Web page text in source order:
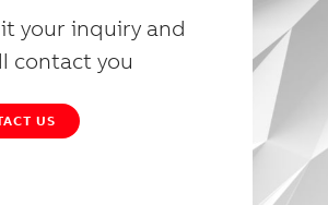
your inquiry and
contact you
US